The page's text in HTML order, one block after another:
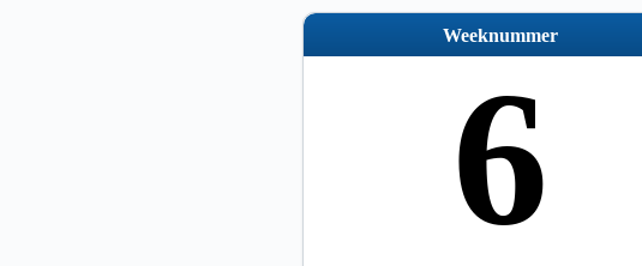
Weeknummer
6